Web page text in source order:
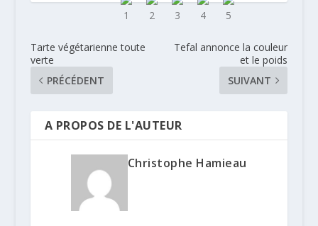
Tarte végétarienne toute
verte
PRÉCÉDENT
Tefal annonce la couleur
et le poids
SUIVANT
A PROPOS DE L'AUTEUR
Christophe Hamieau